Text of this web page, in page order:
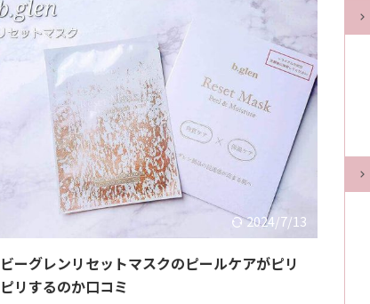
2024/7/13
ビーグレンリセットマスクのピールケアがピリ
ピリするのか口コミ